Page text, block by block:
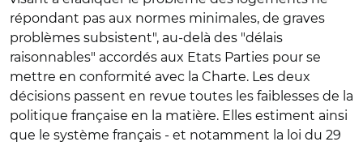
répondant pas aux normes minimales, de graves
problèmes subsistent", au-delà des "délais
raisonnables" accordés aux Etats Parties pour se
mettre en conformité avec la Charte. Les deux
décisions passent en revue toutes les faiblesses de la
politique française en la matière. Elles estiment ainsi
que le système français - et notamment la loi du 29